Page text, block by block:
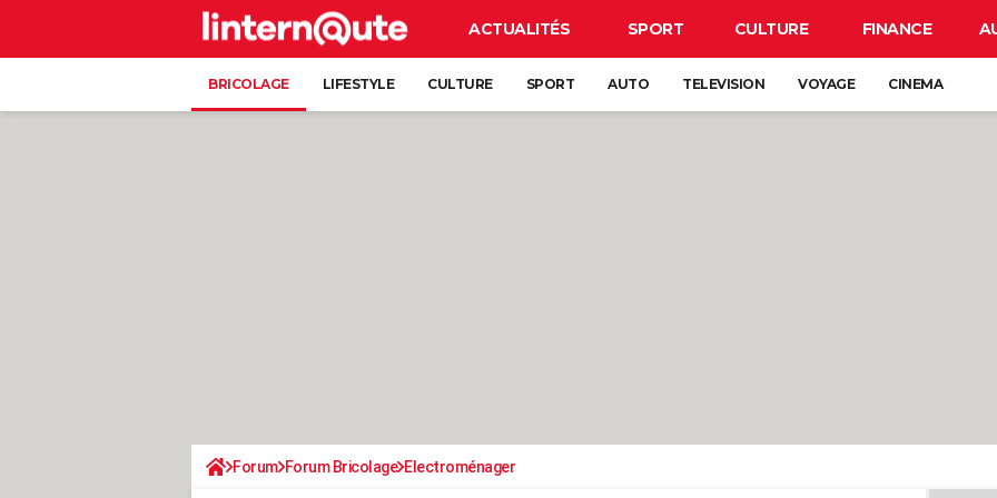
ACTUALITÉS SPORT CULTURE FINANCE
BRICOLAGE LIFESTYLE CULTURE SPORT AUTO TELEVISION VOYAGE CINEMA
Forum Forum Bricolage Electroménager